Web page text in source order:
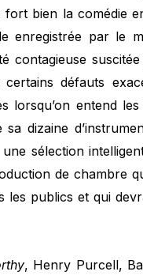
bien la comédie
enregistrée par le
contagieuse
défauts
lorsqu’on entend
dizaine
sélection
de chambre
les publics et qui
, Henry Purcell,